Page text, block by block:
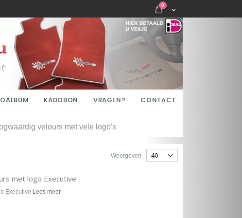
Cart
0 items
KADOBON VRAGEN? CONTACT
velours met vele logo's
Weergeven
met logo Executive
Executive Lees meer